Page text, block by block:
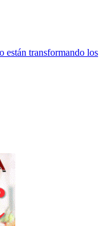
están transformando los